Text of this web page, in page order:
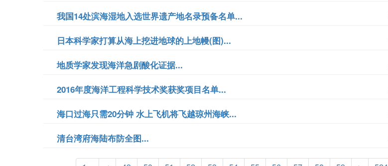
我国14处滨海湿地入选世界遗产地名录预备名单...
日本科学家打算从海上挖进地球的上地幔(图)...
地质学家发现海洋急剧酸化证据...
2016年度海洋工程科学技术奖获奖项目名单...
海口过海只需20分钟 水上飞机将飞越琼州海峡...
清台湾府海陆布防全图...